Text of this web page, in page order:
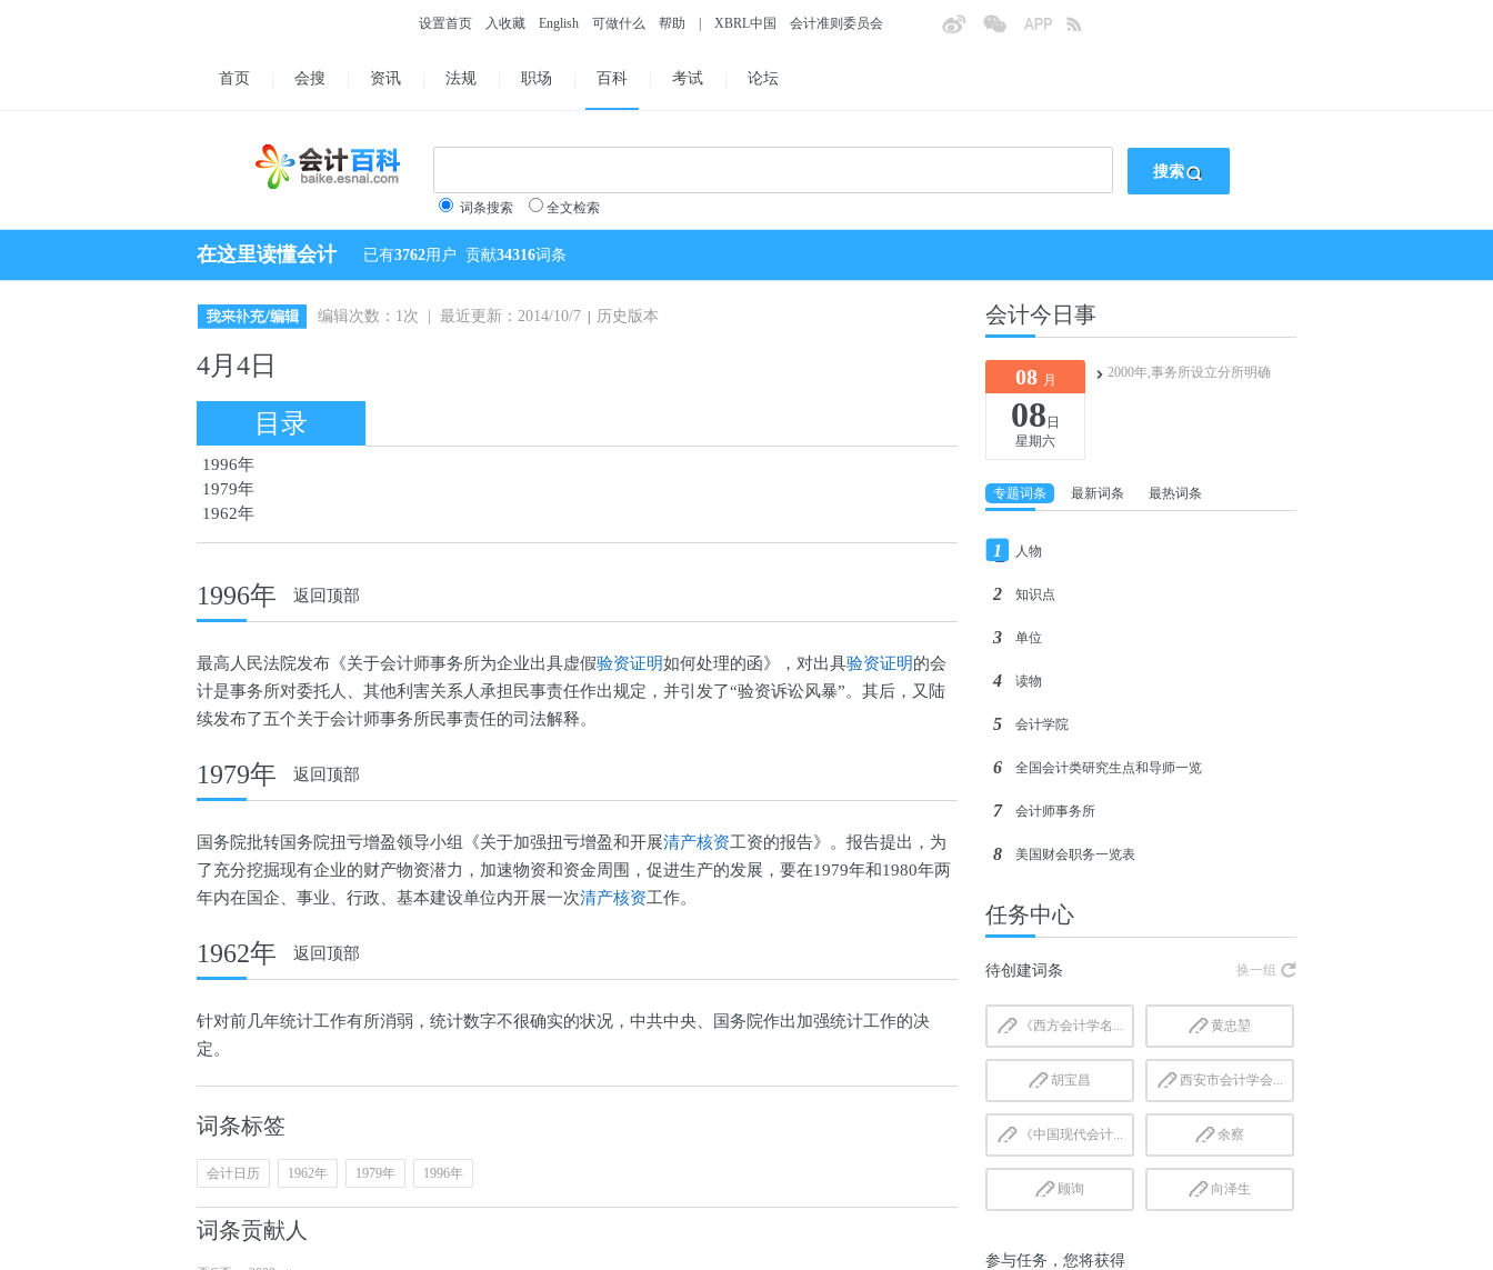
设置首页 入收藏 English 可做什么 帮助 XBRL中国 会计准则委员会
首页 会搜 资讯 法规 职场 百科 考试 论坛
搜索
词条搜索 全文检索
在这里读懂会计 已有3762用户 贡献34316词条
编辑次数：1次 | 最近更新：2014/10/7 历史版本
4月4日
目录
1996年
1979年
1962年
1996年 返回顶部
最高人民法院发布《关于会计师事务所为企业出具虚假验资证明如何处理的函》，对出具验资证明的会
计是事务所对委托人、其他利害关系人承担民事责任作出规定，并引发了“验资诉讼风暴”。其后，又陆
续发布了五个关于会计师事务所民事责任的司法解释。
1979年 返回顶部
国务院批转国务院扭亏增盈领导小组《关于加强扭亏增盈和开展清产核资工资的报告》。报告提出，为
了充分挖掘现有企业的财产物资潜力，加速物资和资金周围，促进生产的发展，要在1979年和1980年两
年内在国企、事业、行政、基本建设单位内开展一次清产核资工作。
1962年 返回顶部
针对前几年统计工作有所消弱，统计数字不很确实的状况，中共中央、国务院作出加强统计工作的决
定。
词条标签
会计日历 1962年 1979年 1996年
词条贡献人
会计今日事
08 月
08 日
星期六
2000年,事务所设立分所明确
专题词条 最新词条 最热词条
1 人物
2 知识点
3 单位
4 读物
5 会计学院
6 全国会计类研究生点和导师一览
7 会计师事务所
8 美国财会职务一览表
任务中心
待创建词条 换一组
《西方会计学名... 黄忠堃
胡宝昌 西安市会计学会...
《中国现代会计... 余察
顾询 向泽生
参与任务，您将获得